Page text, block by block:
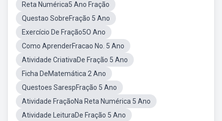
Reta Numérica5 Ano Fração
Questao SobreFração 5 Ano
Exercício De Fração5O Ano
Como AprenderFracao No. 5 Ano
Atividade CriativaDe Fração 5 Ano
Ficha DeMatemática 2 Ano
Questoes SarespFração 5 Ano
Atividade FraçãoNa Reta Numérica 5 Ano
Atividade LeituraDe Fração 5 Ano